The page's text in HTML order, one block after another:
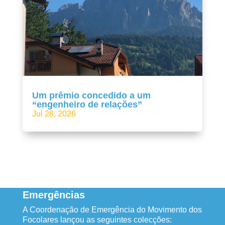
Um prêmio concedido a um
“engenheiro de relações”
Jul 28, 2026
Emergências
A Coordenação de Emergência do Movimento dos
Focolares lançou as seguintes colecções: